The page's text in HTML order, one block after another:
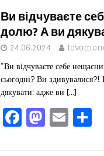
e
b
o
o
k
o
d
o
n
l
я
Ви відчуваєте
долю? А ви
24.06.2024
“Ви відчуваєте себе
сьогодні? Ви
дякувати: адже ви […]
F
a
M
a
E
m